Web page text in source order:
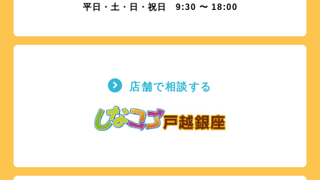
平日・土・日・祝日 9:30 〜 18:00
店舗で相談する